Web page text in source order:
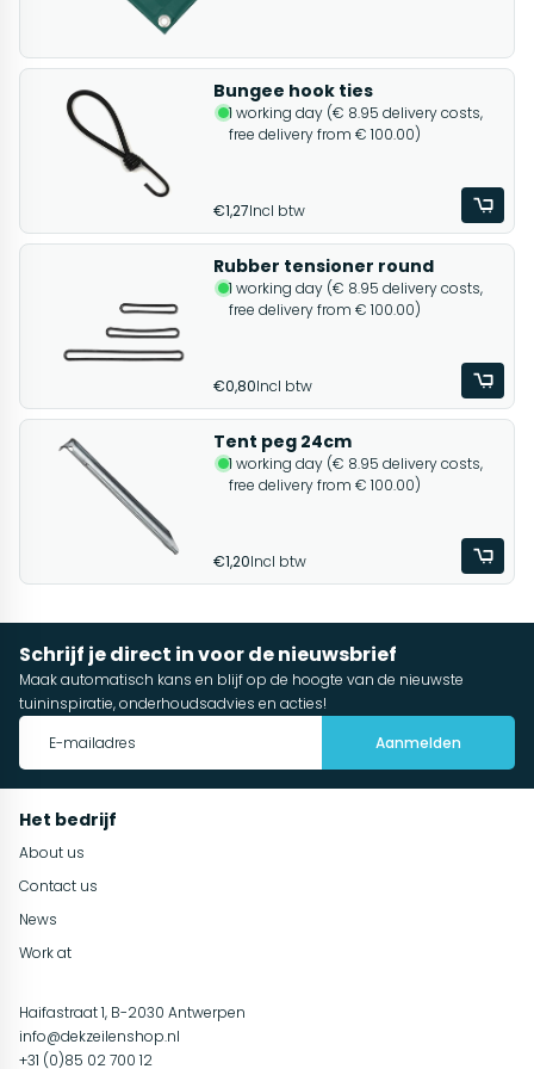
Bungee hook ties
1 working day (€ 8.95 delivery costs,
free delivery from € 100.00)
€1,27Incl btw
Rubber tensioner round
1 working day (€ 8.95 delivery costs,
free delivery from € 100.00)
€0,80Incl btw
Tent peg 24cm
1 working day (€ 8.95 delivery costs,
free delivery from € 100.00)
€1,20Incl btw
Schrijf je direct in voor de nieuwsbrief
Maak automatisch kans en blijf op de hoogte van de nieuwste
tuininspiratie, onderhoudsadvies en acties!
Aanmelden
Het bedrijf
About us
Contact us
News
Work at
Haifastraat 1, B-2030 Antwerpen
info@dekzeilenshop.nl
+31 (0)85 02 700 12